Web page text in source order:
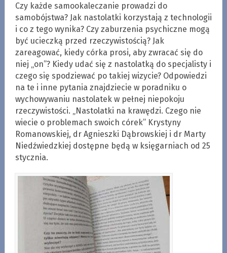
Czy każde samookaleczanie prowadzi do
samobójstwa? Jak nastolatki korzystają z technologii
i co z tego wynika? Czy zaburzenia psychiczne mogą
być ucieczką przed rzeczywistością? Jak
zareagować, kiedy córka prosi, aby zwracać się do
niej „on”? Kiedy udać się z nastolatką do specjalisty i
czego się spodziewać po takiej wizycie? Odpowiedzi
na te i inne pytania znajdziecie w poradniku o
wychowywaniu nastolatek w pełnej niepokoju
rzeczywistości. „Nastolatki na krawędzi. Czego nie
wiecie o problemach swoich córek” Krystyny
Romanowskiej, dr Agnieszki Dąbrowskiej i dr Marty
Niedźwiedzkiej dostępne będą w księgarniach od 25
stycznia.